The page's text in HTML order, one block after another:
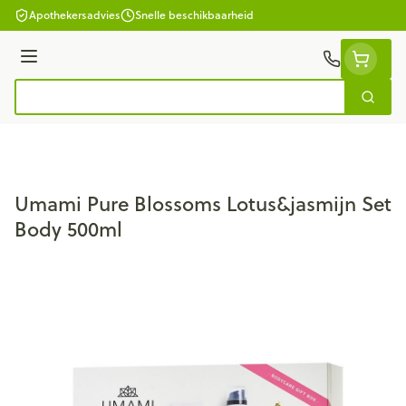
Ga naar de inhoud
Apothekersadvies Snelle beschikbaarheid
Menu
Zoek
Umami Pure Blossoms Lotus&jasmijn Set
Body 500ml